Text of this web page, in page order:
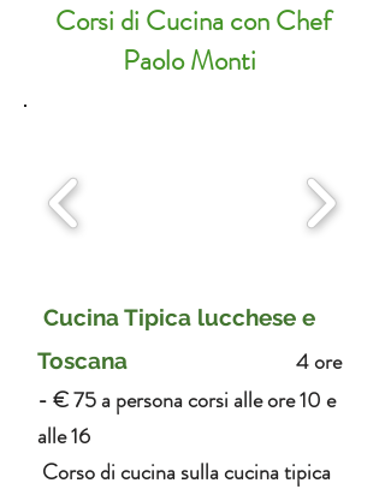
Corsi di Cucina con Chef
Paolo Monti
Cucina Tipica lucchese e
Toscana
4 ore
- € 75 a persona corsi alle ore 10 e
alle 16
Corso di cucina sulla cucina tipica